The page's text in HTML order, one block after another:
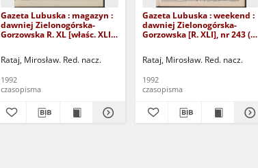
Gazeta Lubuska : magazyn :
dawniej Zielonogórska-
Gorzowska R. XL [właśc. XLI],
Rataj, Mirosław. Red. nacz.
1992
czasopisma
Gazeta Lubuska : weekend :
dawniej Zielonogórska-
Gorzowska [R. XLI], nr 243 (16
Rataj, Mirosław. Red. nacz.
1992
czasopisma